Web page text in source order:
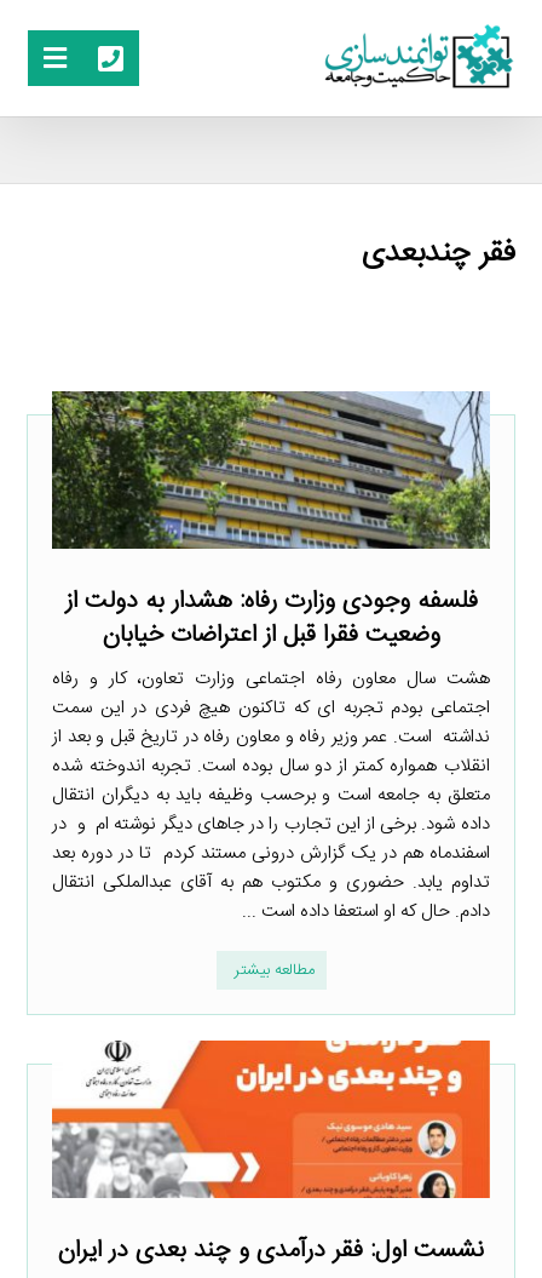
فقر چندبعدی
فلسفه وجودی وزارت رفاه: هشدار به دولت‌ از
وضعیت فقرا قبل از اعتراضات خیابان
هشت سال معاون رفاه اجتماعی وزارت تعاون، کار و رفاه
اجتماعی بودم تجربه ای که تاکنون هیچ فردی در این سمت
نداشته است. عمر وزیر رفاه و معاون رفاه در تاریخ قبل و بعد از
انقلاب همواره کمتر از دو سال بوده است. تجربه اندوخته شده
متعلق به جامعه است و برحسب وظیفه باید به دیگران انتقال
داده شود. برخی از این تجارب را در جاهای دیگر نوشته ام و در
اسفندماه هم در یک گزارش درونی مستند کردم تا در دوره بعد
تداوم یابد. حضوری و مکتوب هم به آقای عبدالملکی انتقال
دادم. حال که او استعفا داده است ...
مطالعه بیشتر
نشست اول: فقر درآمدی و چند بعدی در ایران